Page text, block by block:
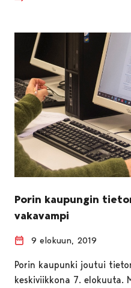
Porin kaupungin
vakavampi
9 elokuun, 2019
Porin kaupunki joutui
keskiviikkona 7. elokuuta.